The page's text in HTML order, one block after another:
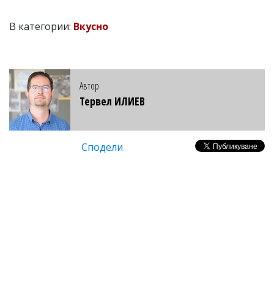
В категории: Вкусно
Автор
Тервел ИЛИЕВ
Сподели